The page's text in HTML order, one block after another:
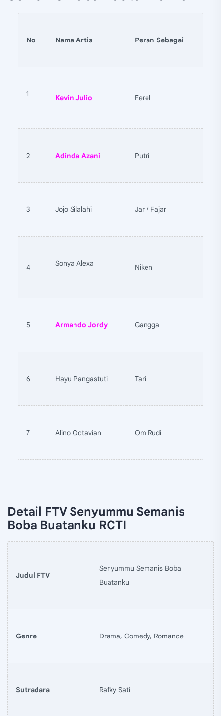
No Nama Artis Peran Sebagai
1 Kevin Julio Ferel
2 Adinda Azani Putri
3 Jojo Silalahi Jar / Fajar
4 Sonya Alexa Niken
5 Armando Jordy Gangga
6 Hayu Pangastuti Tari
7 Alino Octavian Om Rudi
Detail FTV Senyummu Semanis
Boba Buatanku RCTI
Judul FTV
Senyummu Semanis Boba
Buatanku
Genre Drama, Comedy, Romance
Sutradara Rafky Sati